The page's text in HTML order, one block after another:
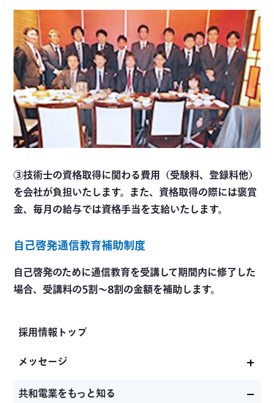
③技術士の資格取得に関わる費用（受験料、登録料他）
を会社が負担いたします。また、資格取得の際には褒賞
金、毎月の給与では資格手当を支給いたします。
自己啓発通信教育補助制度
自己啓発のために通信教育を受講して期間内に修了した
場合、受講料の5割～8割の金額を補助します。
採用情報トップ
メッセージ
社長メッセージ
共和電業をもっと知る